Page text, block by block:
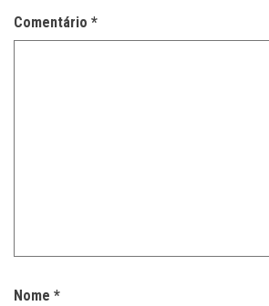
Comentário *
Nome *